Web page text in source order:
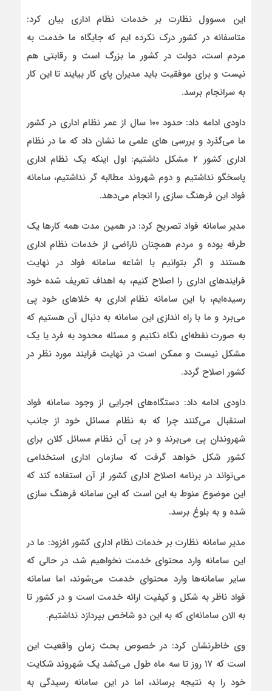
این مسوول نظارت بر خدمات نظام اداری بیان کرد:
متاسفانه در کشور درک نکرده ایم که جایگاه ما خدمت به
مردم است، دولت در کشور ما بزرگ است و رقابتی هم
نیست و برای موفقیت باید مدیران پای کار بیایند تا این کار
به سرانجام برسد.
داودی ادامه داد: حدود ۱۰۰ سال از عمر نظام اداری در کشور
ما می‌گذرد و بررسی های علمی ما نشان داد که ما در نظام
اداری کشور ۲ مشکل داشتیم: اول اینکه یک نظام اداری
پاسخگو نداشتیم و دوم شهروند مطالبه گر نداشتیم، سامانه
فواد این فرهنگ سازی را انجام می‌دهد.
مدیر سامانه فواد تصریح کرد: در همین مدت همه کارها یک
طرفه بوده و مردم همچنان ناراضی از خدمات نظام اداری
هستند و اگر بتوانیم با اشاعه سامانه فواد در نهایت
فرایندهای اداری را اصلاح کنیم، به اهداف تعریف شده خود
رسیده‌ایم، با این سامانه نظام اداری به خلاهای خود پی
می‌برد و ما با راه اندازی این سامانه به دنبال آن هستیم که
به صورت نقطه‌ای نگاه نکنیم و مسئله محدود به فرد یا یک
مشکل نیست و ممکن است در نهایت فرایند مورد نظر در
کشور اصلاح گردد.
داودی ادامه داد: دستگاه‌های اجرایی از وجود سامانه فواد
استقبال می‌کنند چرا که به نظام مسائل خود از جانب
شهروندان پی می‌برند و در پی آن نظام مسائل کلان برای
کشور شکل خواهد گرفت که سازمان اداری استخدامی
می‌تواند در برنامه اصلاح اداری کشور از آن استفاده کند که
این موضوع منوط به این است که این سامانه فرهنگ سازی
شده و به بلوغ برسد.
مدیر سامانه نظارت بر خدمات نظام اداری کشور افزود: ما در
این سامانه وارد محتوای خدمت نخواهیم شد، در حالی که
سایر سامانه‌ها وارد محتوای خدمت می‌شوند، اما سامانه
فواد ناظر به شکل و کیفیت ارائه خدمت است و در کشور تا
به الان سامانه‌ای که به این دو شاخص بپردازد نداشتیم.
وی خاطرنشان کرد: در خصوص بحث زمان واقعیت این
است که ۱۷ روز تا سه ماه طول می‌کشد یک شهروند شکایت
خود را به نتیجه برساند، اما در این سامانه رسیدگی به